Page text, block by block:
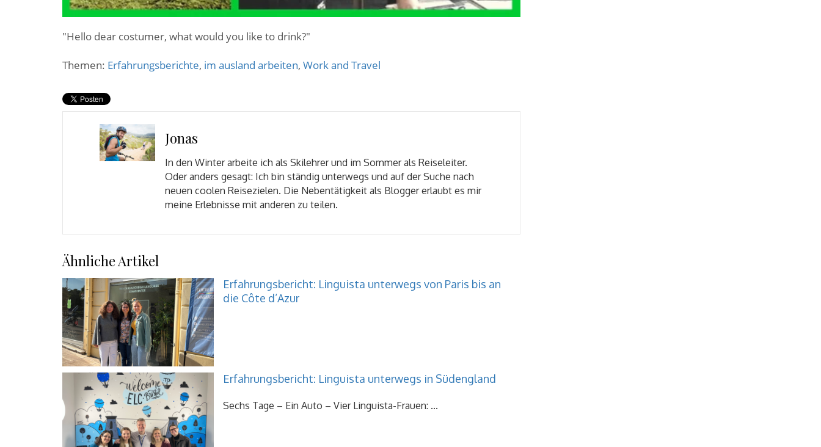
"Hello dear costumer, what would you like to drink?"
Themen: Erfahrungsberichte, im ausland arbeiten, Work and Travel
Jonas
In den Winter arbeite ich als Skilehrer und im Sommer als Reiseleiter.
Oder anders gesagt: Ich bin ständig unterwegs und auf der Suche nach
neuen coolen Reisezielen. Die Nebentätigkeit als Blogger erlaubt es mir
meine Erlebnisse mit anderen zu teilen.
Ähnliche Artikel
Erfahrungsbericht: Linguista unterwegs von Paris bis an
die Côte d’Azur
Erfahrungsbericht: Linguista unterwegs in Südengland
Sechs Tage – Ein Auto – Vier Linguista-Frauen: ...